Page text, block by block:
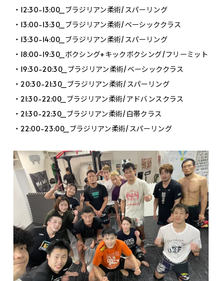
・12:30-13:00_ブラジリアン柔術/スパーリング
・13:00-13:30_ブラジリアン柔術/ベーシッククラス
・13:30-14:00_ブラジリアン柔術/スパーリング
・18:00-19:30_ボクシング+キックボクシング/フリーミット
・19:30-20:30_ブラジリアン柔術/ベーシッククラス
・20:30-21:30_ブラジリアン柔術/スパーリング
・21:30-22:00_ブラジリアン柔術/アドバンスクラス
・21:30-22:30_ブラジリアン柔術/白帯クラス
・22:00-23:00_ブラジリアン柔術/スパーリング